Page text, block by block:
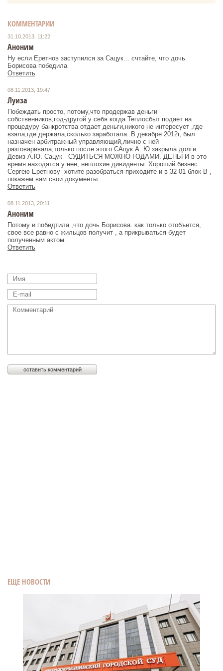
ЕЩЕ НОВОСТИ
КОММЕНТАРИИ
31.10.2013, 11:22
Аноним
Ну если Еретнов заступился за Сацук... счтайте, что дочь
Борисова победила
Ответить
08.11.2013, 19:47
Луиза
Побеждать просто, потому,что продержав деньги
собственников,год-другой у себя когда Теплосбыт подает на
процедуру банкротства отдает деньги,никого не интересует ,где
взяла,где держала,сколько заработала. В декабре 2012г, был
назначен арбитражный управляющий,лично с ней
разговаривала,только после этого САцук А. Ю.закрыла долги.
Девиз А.Ю. Сацук - СУДИТЬСЯ МОЖНО ГОДАМИ. ДЕНЬГИ в это
время находятся у нее, неплохие дивиденты. Хороший бизнес.
Сергею Еретнову- хотите разобраться-приходите и в 32-01 блок В ,
покажем вам свои документы.
Ответить
08.11.2013, 20:11
Аноним
Потому и победтила ,что дочь Борисова. как только отобъется,
свое все равно с жильцов получит , а прикрываться будет
полученным актом.
Ответить